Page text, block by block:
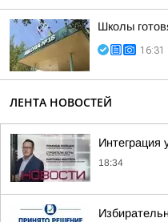
Школы
16:31
ЛЕНТА НОВОСТЕЙ
Интеграция
18:34